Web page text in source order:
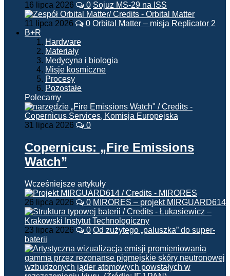
16 lipca 2026 0 Sojuz MS-29 na ISS
11 lipca 2026 0 Orbital Matter – misja Replicator 2
B+R
Hardware
Materiały
Medycyna i biologia
Misje kosmiczne
Procesy
Pozostałe
Polecamy
31 lipca 2026 0
Copernicus: „Fire Emissions
Watch”
Wcześniejsze artykuły
26 lipca 2026 0 MIRORES – projekt MIRGUARD614
23 lipca 2026 0 Od zużytego „paluszka” do super-
baterii